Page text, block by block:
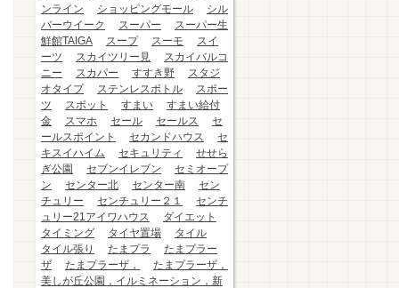
ンライン
ショッピングモール
シル
バーウイーク
スーパー
スーパー生
鮮館TAIGA
スープ スーモ
スイ
ーツ
スカイツリー見
スカイバルコ
ニー
スカパー すすき野
スタジ
オタイプ
ステンレスボトル
スポー
ツ
スポット すまい
すまい給付
金
スマホ セール セールス
セ
ールスポイント
セカンドハウス
セ
キスイハイム
セキュリティ
せせら
ぎ公園
セブンイレブン
セミオープ
ン
センター北 センター南
セン
チュリー
センチュリー２１
センチ
ュリー21アイワハウス
ダイエット
タイミング
タイヤ置場
タイル
タイル張り
たまプラ
たまプラー
ザ
たまプラーザ，
たまプラーザ，
美しが丘公園，イルミネーション，新